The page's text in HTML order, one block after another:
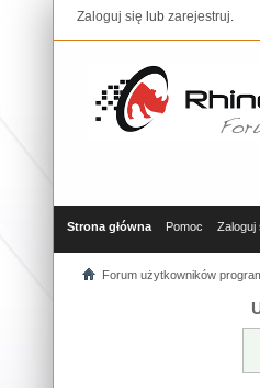
Zaloguj się lub zarejestruj.
Strona główna Pomoc Zaloguj
Forum użytkowników